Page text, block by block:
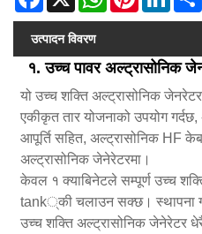
उत्पादन विवरण
१. उच्च पावर अल्ट्रासोनिक
यो उच्च शक्ति अल्ट्रासोनिक
एकीकृत तार योजनाको उपयोग
आपूर्ति सहित, अल्ट्रासोनिक HF
अल्ट्रासोनिक जेनेरेटरमा।
केवल १ क्याबिनेटले सम्पूर्ण उच्च
tank्की चलाउन सक्छ। स्थापना
उच्च शक्ति अल्ट्रासोनिक जेनेरेटर